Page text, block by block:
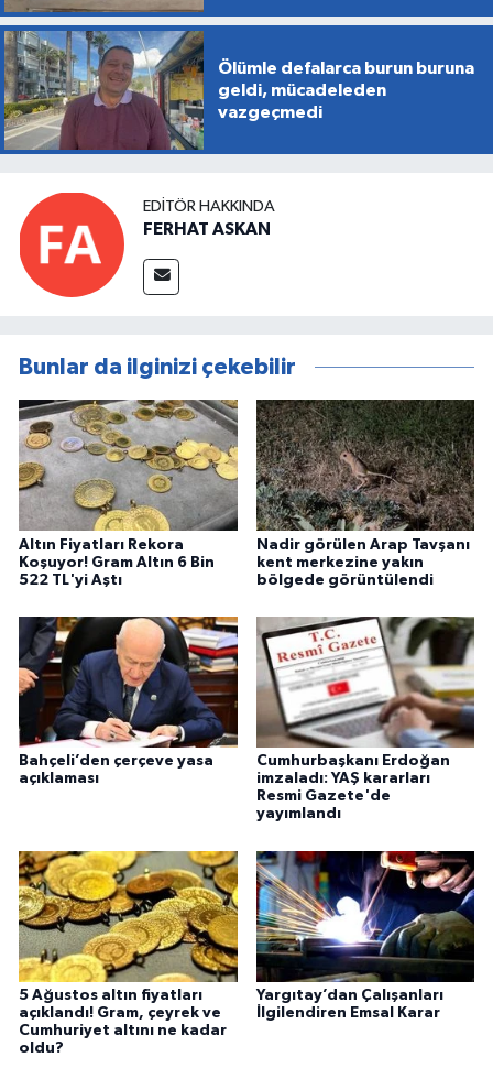
Ölümle defalarca burun buruna
geldi, mücadeleden
vazgeçmedi
EDITÖR HAKKINDA
FERHAT ASKAN
Bunlar da ilginizi çekebilir
Altın Fiyatları Rekora
Koşuyor! Gram Altın 6 Bin
522 TL'yi Aştı
Nadir görülen Arap Tavşanı
kent merkezine yakın
bölgede görüntülendi
Bahçeli’den çerçeve yasa
açıklaması
Cumhurbaşkanı Erdoğan
imzaladı: YAŞ kararları
Resmi Gazete'de
yayımlandı
5 Ağustos altın fiyatları
açıklandı! Gram, çeyrek ve
Cumhuriyet altını ne kadar
oldu?
Yargıtay’dan Çalışanları
İlgilendiren Emsal Karar